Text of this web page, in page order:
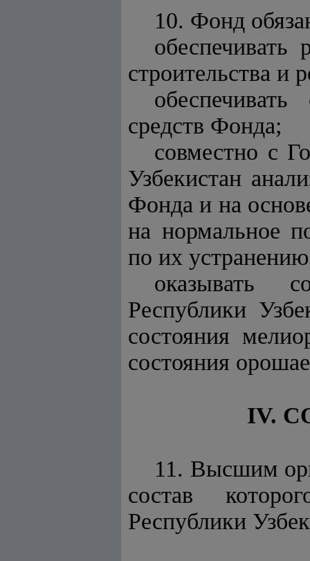
10. Фонд
обеспечивать
строительства и
средств Фонда;
совместно с
Узбекистан
Фонда и на
на нормальное
по их
оказывать
Республики
состояния
состояния
IV.
11. Высшим
состав
Республики